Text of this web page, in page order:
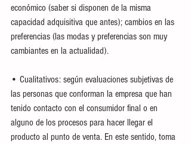
económico (saber si disponen de la misma
capacidad adquisitiva que antes); cambios en las
preferencias (las modas y preferencias son muy
cambiantes en la actualidad).
• Cualitativos: según evaluaciones subjetivas de
las personas que conforman la empresa que han
tenido contacto con el consumidor final o en
alguno de los procesos para hacer llegar el
producto al punto de venta. En este sentido, toma